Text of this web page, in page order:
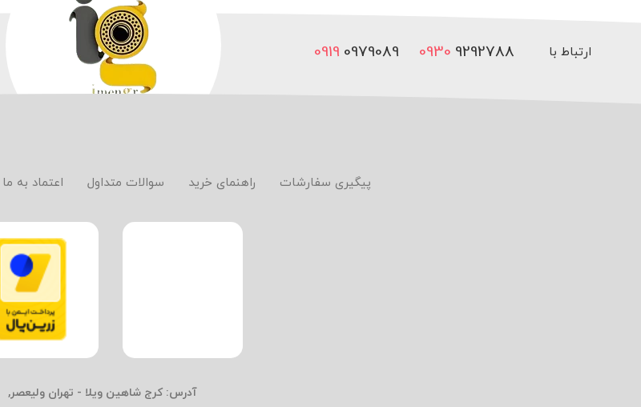
ارتباط با 0919 0979089 0930 9292788
پیگیری سفارشات راهنمای خرید سوالات متداول اعتماد به ما
آدرس: کرج شاهین ویلا - تهران ولیعصر,